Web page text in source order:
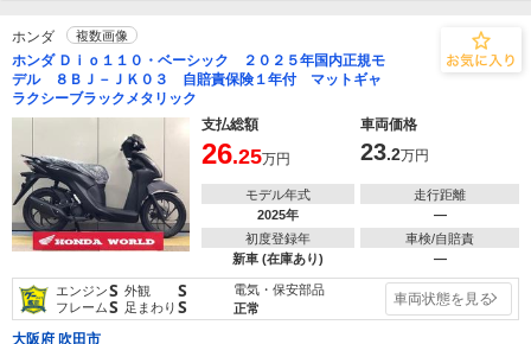
ホンダ 複数画像
ホンダ Ｄｉｏ１１０・ベーシック ２０２５年国内正規モ
デル ８ＢＪ－ＪＫ０３ 自賠責保険１年付 マットギャ
ラクシーブラックメタリック
支払総額
車両価格
26.25万円 23.2万円
モデル年式
2025年
走行距離
―
初度登録年
新車 (在庫あり)
車検/自賠責
―
エンジンS 外観 S
フレームS 足まわり S
電気・保安部品
正常
車両状態を見る
大阪府 吹田市